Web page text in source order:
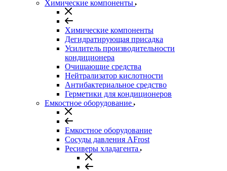
Химические компоненты
Химические компоненты
Дегидратирующая присадка
Усилитель производительности
кондиционера
Очищающие средства
Нейтрализатор кислотности
Антибактериальное средство
Герметики для кондиционеров
Емкостное оборудование
Емкостное оборудование
Сосуды давления AFrost
Ресиверы хладагента